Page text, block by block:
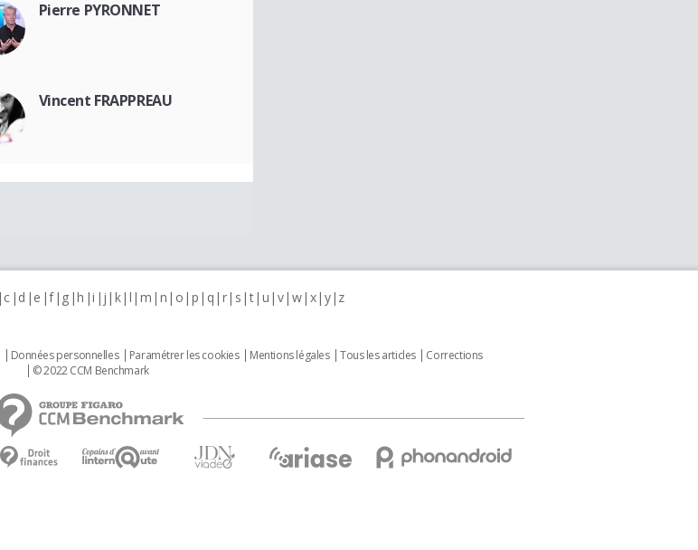
Pierre PYRONNET
Vincent FRAPPREAU
c d e f g h i j k l m n o p q r s t u v w x y z
Données personnelles Paramétrer les cookies Mentions légales Tous les articles
Corrections
© 2022 CCM Benchmark